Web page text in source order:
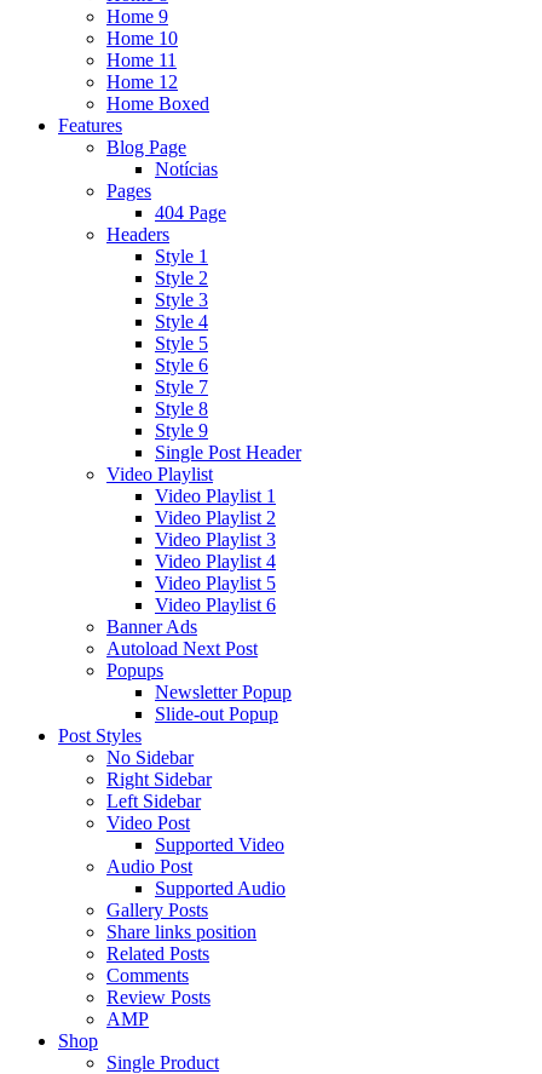
Home 9
Home 10
Home 11
Home 12
Home Boxed
Features
Blog Page
Notícias
Pages
404 Page
Headers
Style 1
Style 2
Style 3
Style 4
Style 5
Style 6
Style 7
Style 8
Style 9
Single Post Header
Video Playlist
Video Playlist 1
Video Playlist 2
Video Playlist 3
Video Playlist 4
Video Playlist 5
Video Playlist 6
Banner Ads
Autoload Next Post
Popups
Newsletter Popup
Slide-out Popup
Post Styles
No Sidebar
Right Sidebar
Left Sidebar
Video Post
Supported Video
Audio Post
Supported Audio
Gallery Posts
Share links position
Related Posts
Comments
Review Posts
AMP
Shop
Single Product